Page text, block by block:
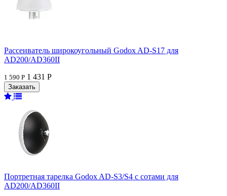
Рассеиватель широкоугольный Godox AD-S17 для
AD200/AD360II
1 590 Р 1 431 Р
Портретная тарелка Godox AD-S3/S4 с сотами для
AD200/AD360II